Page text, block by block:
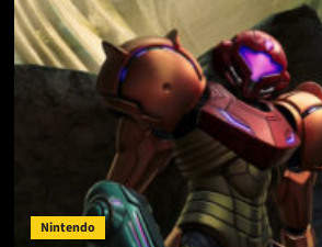
Nintendo